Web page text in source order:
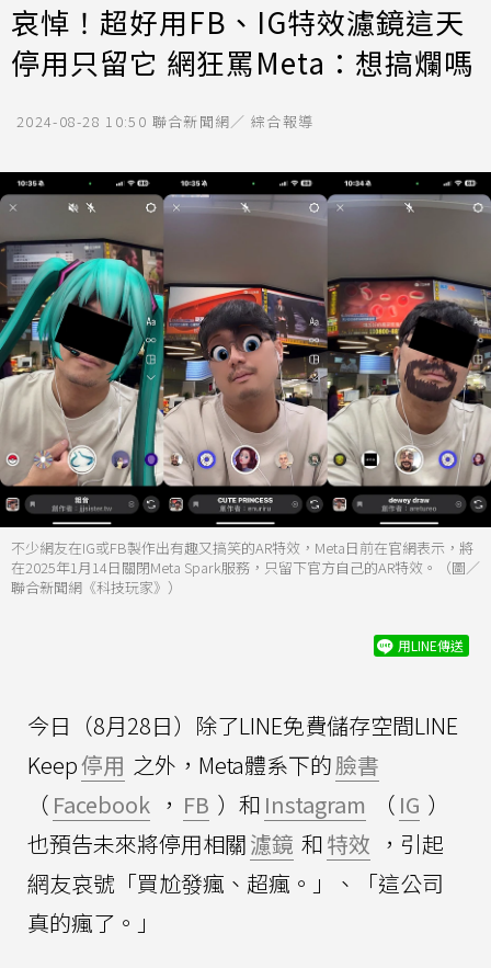
哀悼！超好用FB、IG特效濾鏡這天
停用只留它 網狂罵Meta：想搞爛嗎
2024-08-28 10:50 聯合新聞網／ 綜合報導
不少網友在IG或FB製作出有趣又搞笑的AR特效，Meta日前在官網表示，將
在2025年1月14日關閉Meta Spark服務，只留下官方自己的AR特效。（圖／
聯合新聞網《科技玩家》）
用LINE傳送
今日（8月28日）除了LINE免費儲存空間LINE
Keep停用 之外，Meta體系下的臉書
（ Facebook ， FB ）和 Instagram （ IG ）
也預告未來將停用相關濾鏡 和特效 ，引起
網友哀號「買尬發瘋、超瘋。」、「這公司
真的瘋了。」